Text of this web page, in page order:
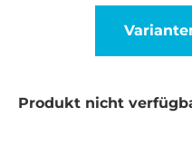
Produkt nicht